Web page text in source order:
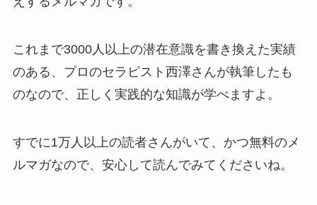
これまで3000人以上の潜在意識を書き換えた実績
のある、プロのセラピスト西澤さんが執筆したも
のなので、正しく実践的な知識が学べますよ。
すでに1万人以上の読者さんがいて、かつ無料のメ
ルマガなので、安心して読んでみてくださいね。